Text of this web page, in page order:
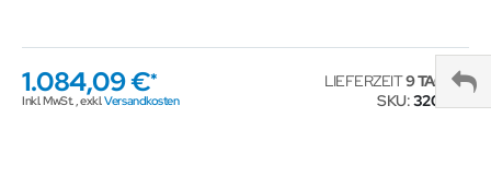
1.084,09 €
Inkl. MwSt.,exkl.Versandkosten
LIEFERZEIT9 TAGE
SKU 320054